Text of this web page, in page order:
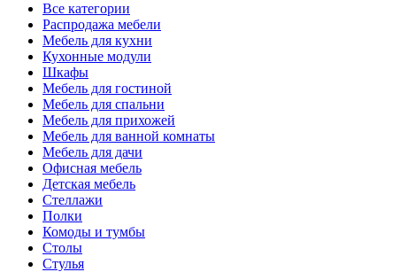
Все категории
Распродажа мебели
Мебель для кухни
Кухонные модули
Шкафы
Мебель для гостиной
Мебель для спальни
Мебель для прихожей
Мебель для ванной комнаты
Мебель для дачи
Офисная мебель
Детская мебель
Стеллажи
Полки
Комоды и тумбы
Столы
Стулья